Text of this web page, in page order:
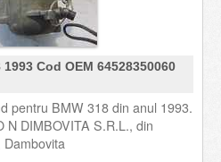
Cod OEM 64528350060
pentru BMW 318 din anul 1993.
N DIMBOVITA S.R.L., din
Dambovita